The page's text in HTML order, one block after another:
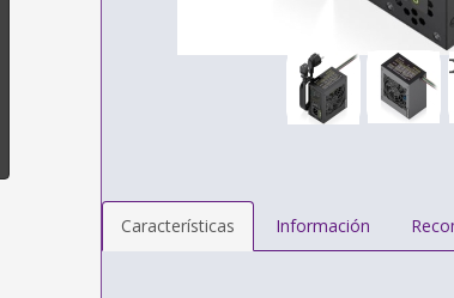
Características Información